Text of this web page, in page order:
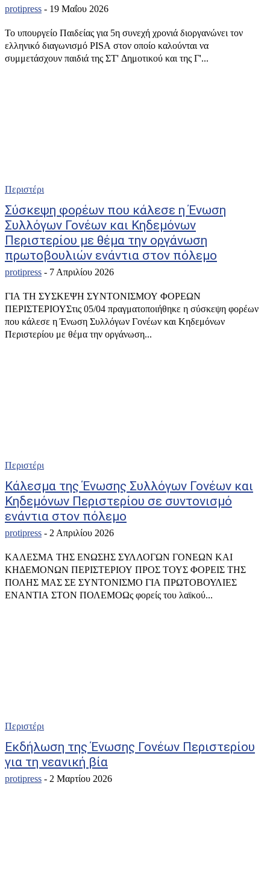
protipress - 19 Μαΐου 2026
Το υπουργείο Παιδείας για 5η συνεχή χρονιά διοργανώνει τον
ελληνικό διαγωνισμό PISA στον οποίο καλούνται να
συμμετάσχουν παιδιά της ΣΤ' Δημοτικού και της Γ'...
Περιστέρι
Σύσκεψη φορέων που κάλεσε η Ένωση
Συλλόγων Γονέων και Κηδεμόνων
Περιστερίου με θέμα την οργάνωση
πρωτοβουλιών ενάντια στον πόλεμο
protipress - 7 Απριλίου 2026
ΓΙΑ ΤΗ ΣΥΣΚΕΨΗ ΣΥΝΤΟΝΙΣΜΟΥ ΦΟΡΕΩΝ
ΠΕΡΙΣΤΕΡΙΟΥΣτις 05/04 πραγματοποιήθηκε η σύσκεψη φορέων
που κάλεσε η Ένωση Συλλόγων Γονέων και Κηδεμόνων
Περιστερίου με θέμα την οργάνωση...
Περιστέρι
Κάλεσμα της Ένωσης Συλλόγων Γονέων και
Κηδεμόνων Περιστερίου σε συντονισμό
ενάντια στον πόλεμο
protipress - 2 Απριλίου 2026
ΚΑΛΕΣΜΑ ΤΗΣ ΕΝΩΣΗΣ ΣΥΛΛΟΓΩΝ ΓΟΝΕΩΝ ΚΑΙ
ΚΗΔΕΜΟΝΩΝ ΠΕΡΙΣΤΕΡΙΟΥ ΠΡΟΣ ΤΟΥΣ ΦΟΡΕΙΣ ΤΗΣ
ΠΟΛΗΣ ΜΑΣ ΣΕ ΣΥΝΤΟΝΙΣΜΟ ΓΙΑ ΠΡΩΤΟΒΟΥΛΙΕΣ
ΕΝΑΝΤΙΑ ΣΤΟΝ ΠΟΛΕΜΟΩς φορείς του λαϊκού...
Περιστέρι
Εκδήλωση της Ένωσης Γονέων Περιστερίου
για τη νεανική βία
protipress - 2 Μαρτίου 2026